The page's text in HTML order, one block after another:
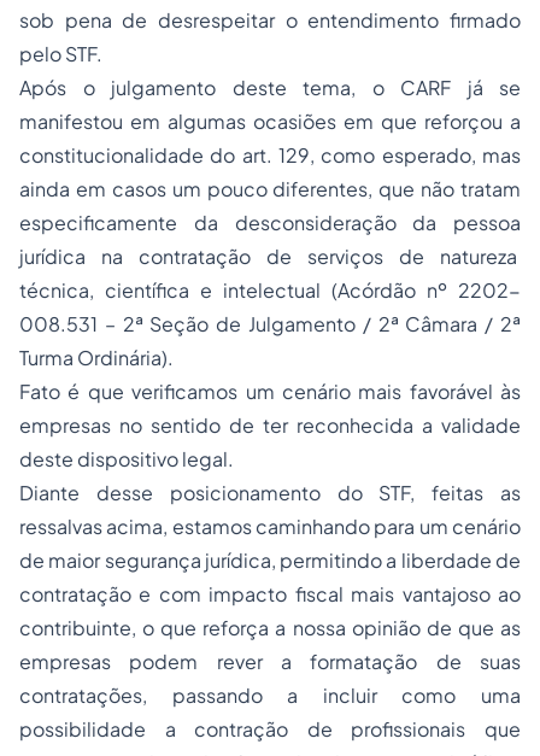
sob pena de desrespeitar o entendimento firmado
pelo STF.
Após o julgamento deste tema, o CARF já se
manifestou em algumas ocasiões em que reforçou a
constitucionalidade do art. 129, como esperado, mas
ainda em casos um pouco diferentes, que não tratam
especificamente da desconsideração da pessoa
jurídica na contratação de serviços de natureza
técnica, científica e intelectual (Acórdão nº 2202-
008.531 – 2ª Seção de Julgamento / 2ª Câmara / 2ª
Turma Ordinária).
Fato é que verificamos um cenário mais favorável às
empresas no sentido de ter reconhecida a validade
deste dispositivo legal.
Diante desse posicionamento do STF, feitas as
ressalvas acima, estamos caminhando para um cenário
de maior segurança jurídica, permitindo a liberdade de
contratação e com impacto fiscal mais vantajoso ao
contribuinte, o que reforça a nossa opinião de que as
empresas podem rever a formatação de suas
contratações, passando a incluir como uma
possibilidade a contração de profissionais que